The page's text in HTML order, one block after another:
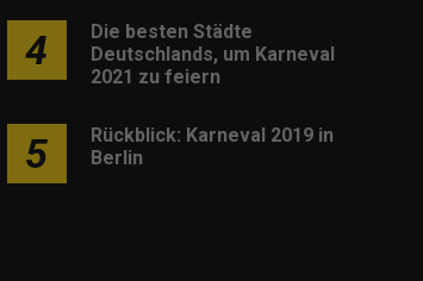
4
Die besten Städte
Deutschlands, um Karneval
2021 zu feiern
5
Rückblick: Karneval 2019 in
Berlin